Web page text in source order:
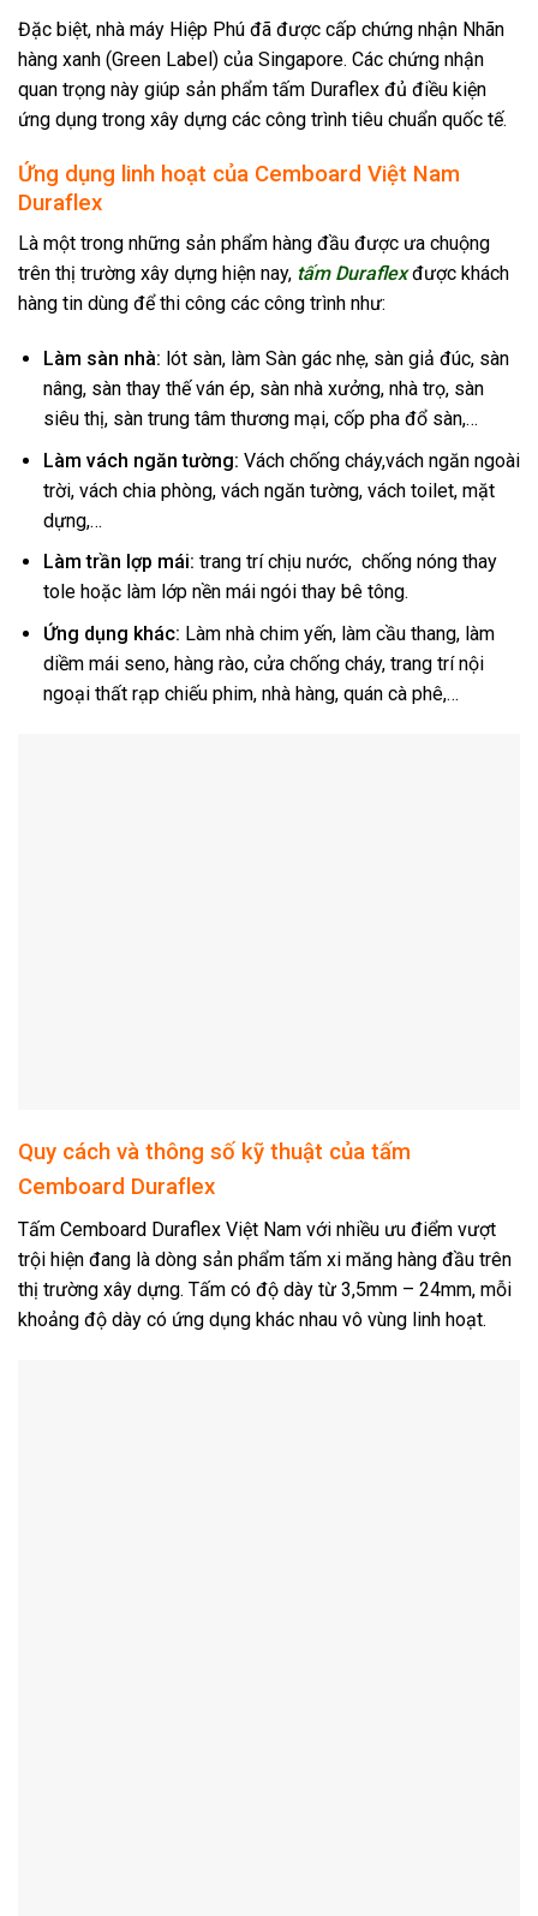
Đặc biệt, nhà máy Hiệp Phú đã được cấp chứng nhận Nhãn
hàng xanh (Green Label) của Singapore. Các chứng nhận
quan trọng này giúp sản phẩm tấm Duraflex đủ điều kiện
ứng dụng trong xây dựng các công trình tiêu chuẩn quốc tế.
Ứng dụng linh hoạt của Cemboard Việt Nam
Duraflex
Là một trong những sản phẩm hàng đầu được ưa chuộng
trên thị trường xây dựng hiện nay, tấm Duraflexđược khách
hàng tin dùng để thi công các công trình như:
Làm sàn nhà: lót sàn, làm Sàn gác nhẹ, sàn giả đúc, sàn
nâng, sàn thay thế ván ép, sàn nhà xưởng, nhà trọ, sàn
siêu thị, sàn trung tâm thương mại, cốp pha đổ sàn,…
Làm vách ngăn tường: Vách chống cháy,vách ngăn ngoài
trời, vách chia phòng, vách ngăn tường, vách toilet, mặt
dựng,…
Làm trần lợp mái: trang trí chịu nước, chống nóng thay
tole hoặc làm lớp nền mái ngói thay bê tông.
Ứng dụng khác: Làm nhà chim yến, làm cầu thang, làm
diềm mái seno, hàng rào, cửa chống cháy, trang trí nội
ngoại thất rạp chiếu phim, nhà hàng, quán cà phê,…
Quy cách và thông số kỹ thuật của tấm
Cemboard Duraflex
Tấm Cemboard Duraflex Việt Nam với nhiều ưu điểm vượt
trội hiện đang là dòng sản phẩm tấm xi măng hàng đầu trên
thị trường xây dựng. Tấm có độ dày từ 3,5mm – 24mm, mỗi
khoảng độ dày có ứng dụng khác nhau vô vùng linh hoạt.